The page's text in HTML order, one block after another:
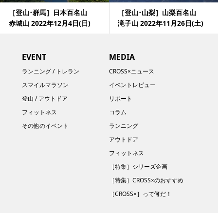
［登山･群馬］日本百名山
赤城山 2022年12月4日(日)
［登山･山梨］山梨百名山
滝子山 2022年11月26日(土)
EVENT
ランニング / トレラン
スマイルマラソン
登山 / アウトドア
フィットネス
その他のイベント
MEDIA
CROSS×ニュース
イベントレビュー
リポート
コラム
ランニング
アウトドア
フィットネス
［特集］シリーズ企画
［特集］CROSS×のおすすめ
［CROSS×］って何だ！